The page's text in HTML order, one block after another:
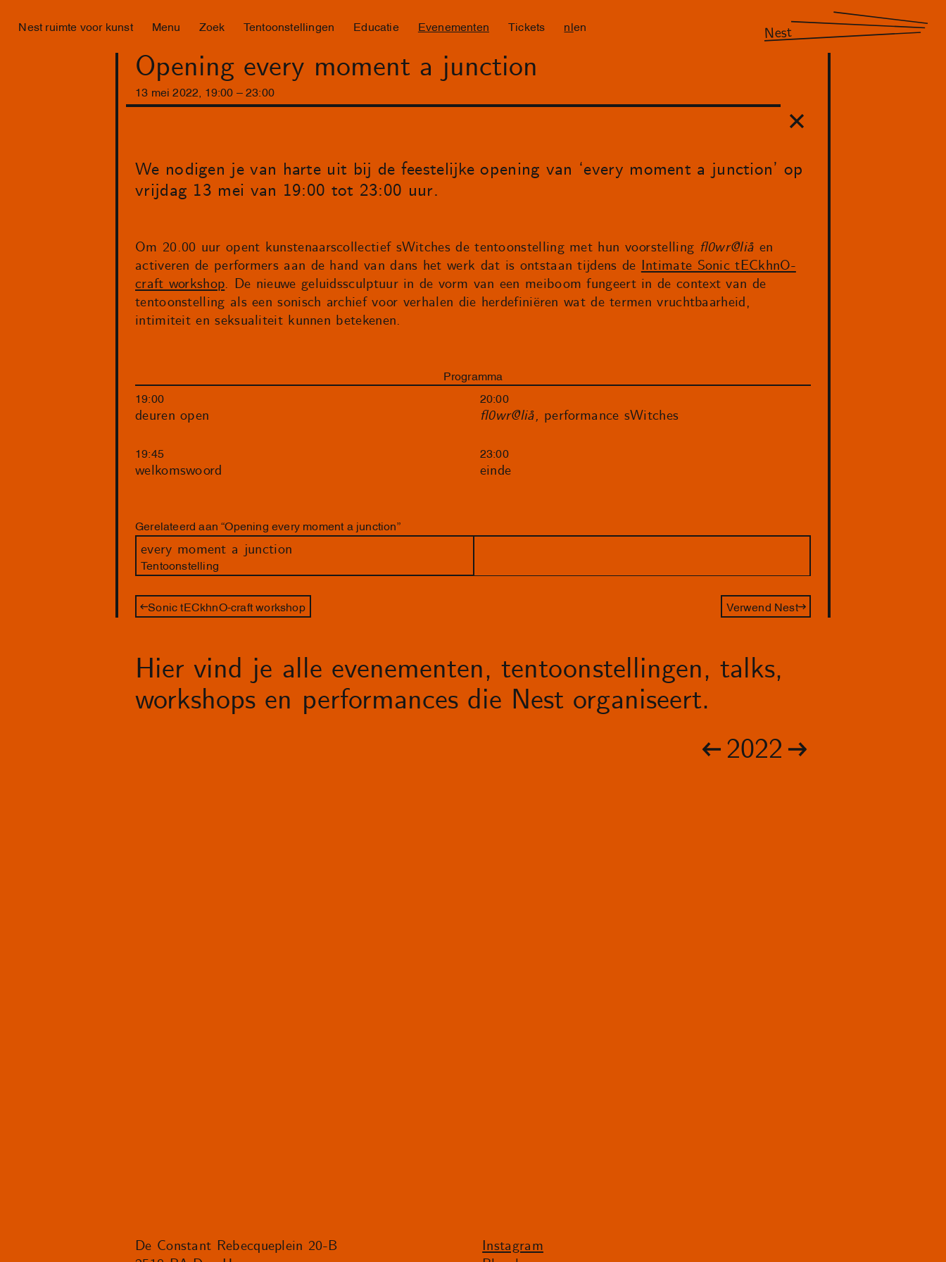
Nest ruimte voor kunst Menu Zoek Tentoonstellingen Educatie Evenementen Tickets nl en Nest
Opening every moment a junction
13 mei 2022 19:00 –23 : 00
We nodigen je van harte uit bij de feestelijke opening van ‘every moment a junction’ op
vrijdag 13 mei van 19:00 tot 23:00 uur.
Om 20.00 uur opent kunstenaarscollectief sWitches de tentoonstelling met hun voorstelling fl0wr@liå en
activeren de performers aan de hand van dans het werk dat is ontstaan tijdens de Intimate Sonic tECkhnO-
craft workshop. De nieuwe geluidssculptuur in de vorm van een meiboom fungeert in de context van de
tentoonstelling als een sonisch archief voor verhalen die herdefiniëren wat de termen vruchtbaarheid,
intimiteit en seksualiteit kunnen betekenen.
Programma
19:00
deuren open
19:45
welkomswoord
20:00
fl0wr@liå, performance sWitches
23:00
einde
Gerelateerd aan “Opening every moment a junction”
every moment a junction
Tentoonstelling
Sonic tECkhnO-craft workshop Verwend Nest
Hier vind je alle evenementen, tentoonstellingen, talks,
workshops en performances die Nest organiseert.
2022
De Constant Rebecqueplein 20-B
Instagram